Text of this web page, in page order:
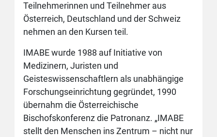
Teilnehmerinnen und Teilnehmer aus
Österreich, Deutschland und der Schweiz
nehmen an den Kursen teil.
IMABE wurde 1988 auf Initiative von
Medizinern, Juristen und
Geisteswissenschaftlern als unabhängige
Forschungseinrichtung gegründet, 1990
übernahm die Österreichische
Bischofskonferenz die Patronanz. „IMABE
stellt den Menschen ins Zentrum – nicht nur